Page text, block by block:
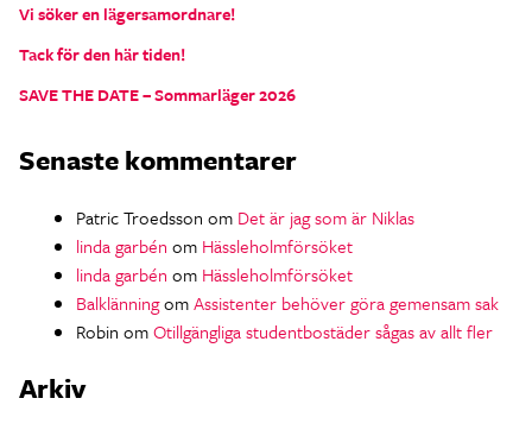
Vi söker en lägersamordnare!
Tack för den här tiden!
SAVE THE DATE – Sommarläger 2026
Senaste kommentarer
Patric Troedsson om Det är jag som är Niklas
linda garbén om Hässleholmförsöket
linda garbén om Hässleholmförsöket
BalklänningomAssistenter behöver göra gemensam sak
Robin omOtillgängliga studentbostäder sågas av allt fler
Arkiv